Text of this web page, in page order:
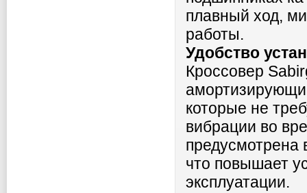
плавный ход,
работы.
Удобство
Кроссовер
которые не
вибрации во
предусмотрена
что повышает
эксплуатации.